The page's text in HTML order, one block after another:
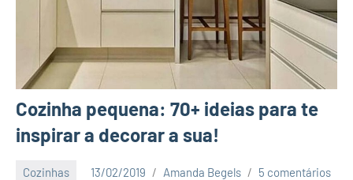
Cozinha pequena: 70+ ideias para te
inspirar a decorar a sua!
Cozinhas 13/02/2019 Amanda Begels 5 comentários